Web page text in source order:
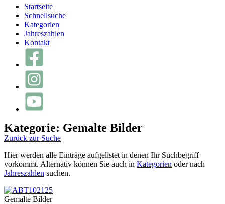
Startseite
Schnellsuche
Kategorien
Jahreszahlen
Kontakt
Kategorie: Gemalte Bilder
Zurück zur Suche
Hier werden alle Einträge aufgelistet in denen Ihr Suchbegriff
vorkommt. Alternativ können Sie auch in Kategorien oder nach
Jahreszahlen suchen.
Gemalte Bilder